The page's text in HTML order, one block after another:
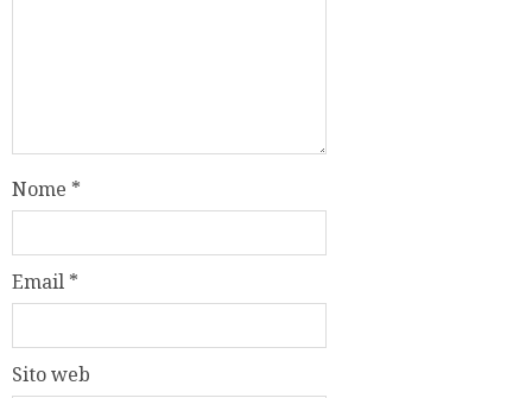
Nome *
Email *
Sito web